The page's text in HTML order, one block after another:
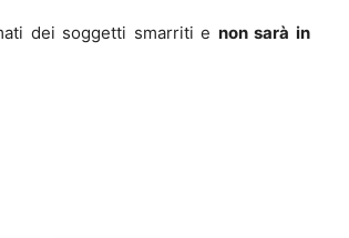
dei soggetti smarriti e non sarà in